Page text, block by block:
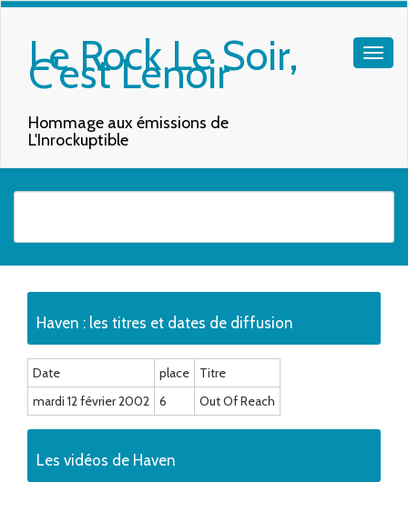
Le Rock Le Soir,
C'est Lenoir
Hommage aux émissions de
L'Inrockuptible
Haven : les titres et dates de diffusion
Date place
Titre
mardi 12 février 2002
6 Out Of Reach
Les vidéos de Haven